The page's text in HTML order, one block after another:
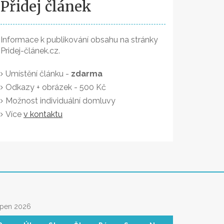
Přidej článek
Informace k publikování obsahu na stránky
Pridej-článek.cz.
Umístění článku - zdarma
Odkazy + obrázek - 500 Kč
Možnost individuální domluvy
Více v kontaktu
2026